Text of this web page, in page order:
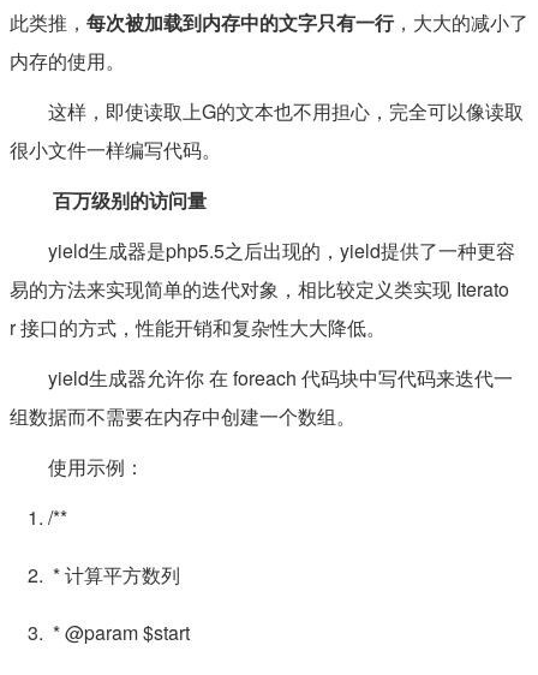
此类推， 每次被加载到内存中的文字只有一行，大大的减小了
内存的使用。
这样，即使读取上G的文本也不用担心，完全可以像读取
很小文件一样编写代码。
百万级别的访问量
yield生成器是php5.5之后出现的，yield提供了一种更容
易的方法来实现简单的迭代对象，相比较定义类实现 Iterato
r 接口的方式，性能开销和复杂性大大降低。
yield生成器允许你 在 foreach 代码块中写代码来迭代一
组数据而不需要在内存中创建一个数组。
使用示例：
/**
* 计算平方数列
* @param $start